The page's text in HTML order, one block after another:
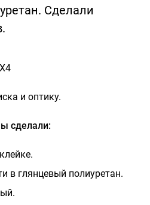
Сделали
и оптику.
сделали:
в глянцевый полиуретан.